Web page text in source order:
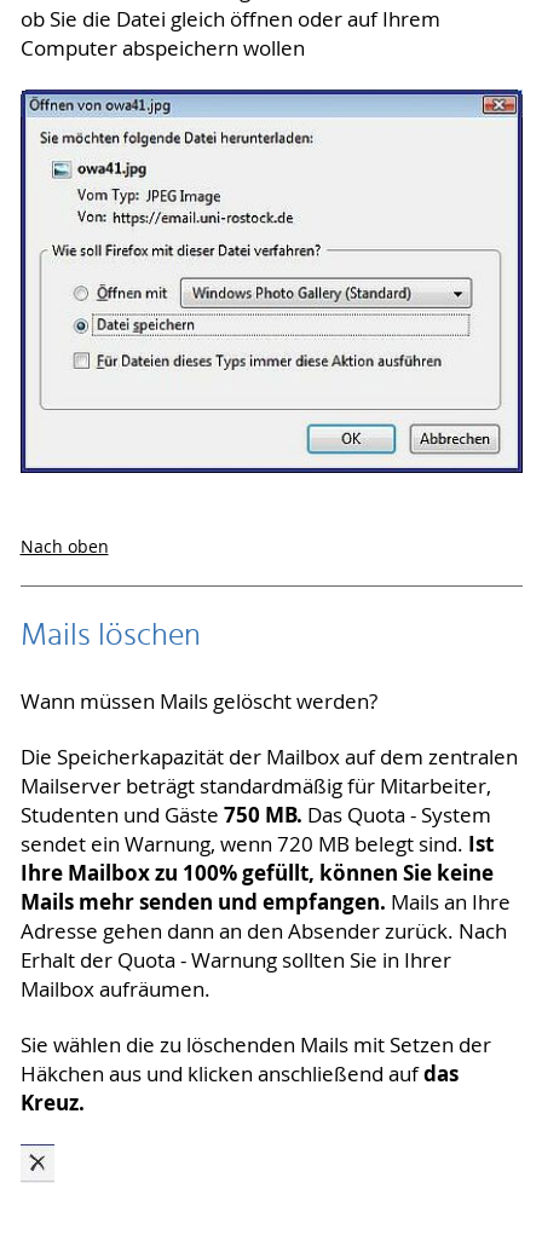
ob Sie die Datei gleich öffnen oder auf Ihrem
Computer abspeichern wollen
Nach oben
Mails löschen
Wann müssen Mails gelöscht werden?
Die Speicherkapazität der Mailbox auf dem zentralen
Mailserver beträgt standardmäßig für Mitarbeiter,
Studenten und Gäste 750 MB. Das Quota - System
sendet ein Warnung, wenn 720 MB belegt sind. Ist
Ihre Mailbox zu 100% gefüllt, können Sie keine
Mails mehr senden und empfangen. Mails an Ihre
Adresse gehen dann an den Absender zurück. Nach
Erhalt der Quota - Warnung sollten Sie in Ihrer
Mailbox aufräumen.
Sie wählen die zu löschenden Mails mit Setzen der
Häkchen aus und klicken anschließend aufdas
Kreuz.